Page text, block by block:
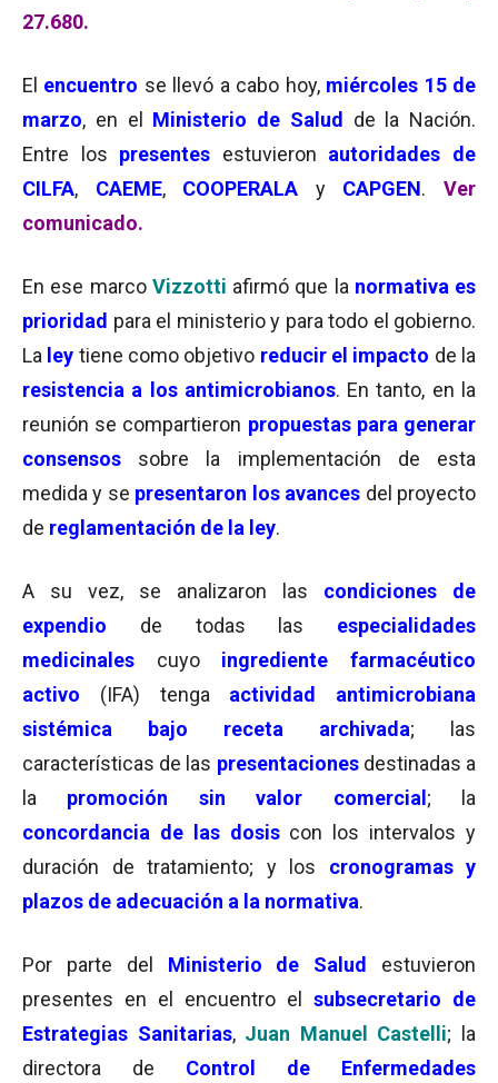
27.680.
El encuentro se llevó a cabo hoy, miércoles 15 de
marzo, en el Ministerio de Salud
de la Nación.
Entre los presentes estuvieron autoridades de
CILFA, CAEME, COOPERALA y CAPGEN.Ver
comunicado.
En ese marco Vizzotti afirmó que la normativa es
prioridad para el ministerio y para todo el gobierno.
La ley tiene como objetivo reducir el impacto de la
resistencia a los antimicrobianos. En tanto, en la
reunión se compartieron propuestas para generar
consensos sobre la implementación de esta
medida y se presentaron los avances del proyecto
de reglamentación de la ley.
A su vez, se analizaron las condiciones de
expendio de todas las especialidades
medicinales
cuyoingrediente farmacéutico
activo (IFA) tenga actividad antimicrobiana
sistémica bajo receta archivada; las
características de las presentacionesdestinadas a
la promoción sin valor comercial ; la
concordancia de las dosis con los intervalos y
duración de tratamiento; y los cronogramas y
plazos de adecuación a la normativa.
Por parte del Ministerio de Salud
estuvieron
presentes en el encuentro el subsecretario de
Estrategias Sanitarias, Juan Manuel Castelli; la
directora de Control de Enfermedades